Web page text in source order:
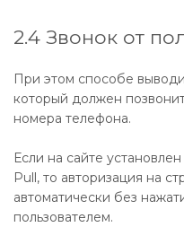
2.4 Звонок от
При этом способе
который должен
номера телефона.
Если на сайте
Pull, то авторизация на
автоматически без
пользователем.